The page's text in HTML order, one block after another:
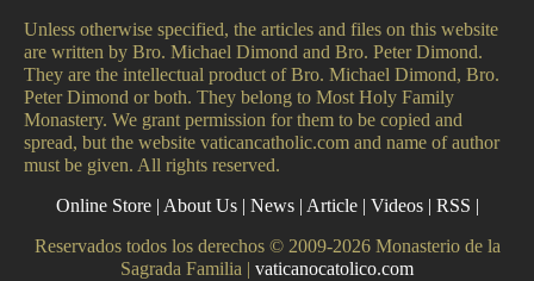
Unless otherwise specified, the articles and files on this website
are written by Bro. Michael Dimond and Bro. Peter Dimond.
They are the intellectual product of Bro. Michael Dimond, Bro.
Peter Dimond or both. They belong to Most Holy Family
Monastery. We grant permission for them to be copied and
spread, but the website vaticancatholic.com and name of author
must be given. All rights reserved.
Online Store| About Us| News| Article| Videos| RSS |
Reservados todos los derechos © 2009-2026 Monasterio de la
Sagrada Familia | vaticanocatolico.com